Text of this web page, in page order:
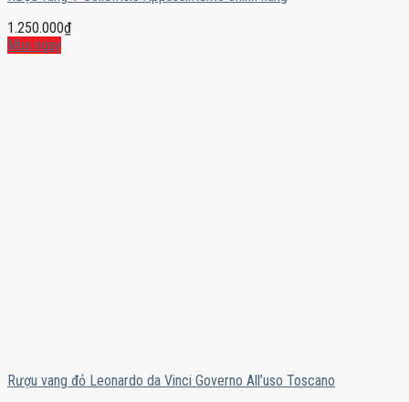
1.250.000₫
Mua ngay
Rượu vang đỏ Leonardo da Vinci Governo All’uso Toscano